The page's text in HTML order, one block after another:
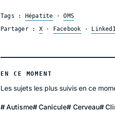
Tags : Hépatite ·OMS
Partager : X· Facebook ·
EN CE MOMENT
Les sujets les plus suivis en ce
Autisme Canicule Cerveau